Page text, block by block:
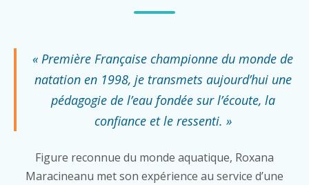
« Première Française championne du monde de
natation en 1998, je transmets aujourd’hui une
pédagogie de l’eau fondée sur l’écoute, la
confiance et le ressenti. »
Figure reconnue du monde aquatique, Roxana
Maracineanu met son expérience au service d’une